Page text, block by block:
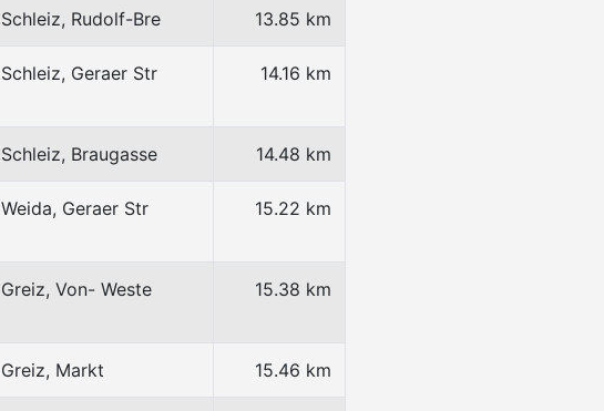
Schleiz, Rudolf-Bre 13.85 km
Schleiz, Geraer Str 14.16 km
Schleiz, Braugasse 14.48 km
Weida, Geraer Str 15.22 km
Greiz, Von- Weste 15.38 km
Greiz, Markt 15.46 km